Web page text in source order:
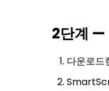
2단계 —
다운로드